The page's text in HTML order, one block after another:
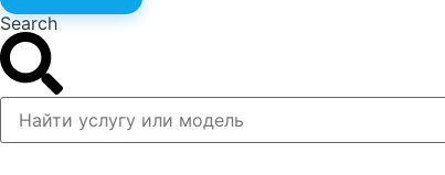
Search